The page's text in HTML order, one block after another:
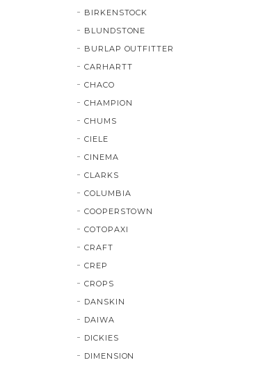
BIRKENSTOCK
BLUNDSTONE
BURLAP OUTFITTER
CARHARTT
CHACO
CHAMPION
CHUMS
CIELE
CINEMA
CLARKS
COLUMBIA
COOPERSTOWN
COTOPAXI
CRAFT
CREP
CROPS
DANSKIN
DAIWA
DICKIES
DIMENSION